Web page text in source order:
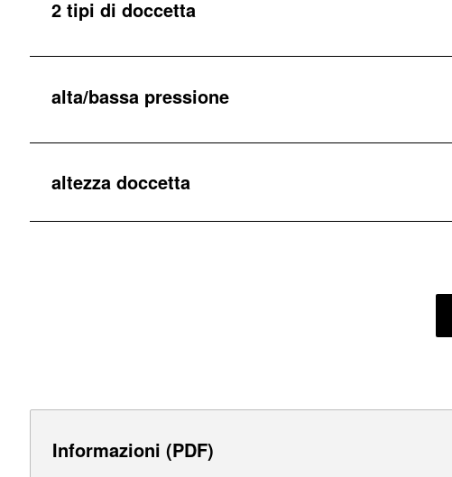
2 tipi di doccetta
alta/bassa pressione
altezza doccetta
Informazioni (PDF)